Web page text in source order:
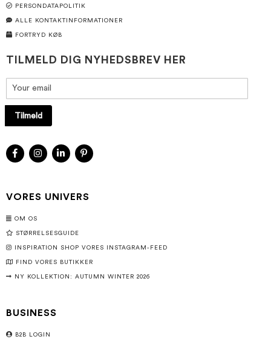
PERSONDATAPOLITIK
ALLE KONTAKTINFORMATIONER
FORTRYD KØB
TILMELD DIG NYHEDSBREV HER
Tilmeld
VORES UNIVERS
OM OS
STØRRELSESGUIDE
INSPIRATION SHOP VORES INSTAGRAM-FEED
FIND VORES BUTIKKER
NY KOLLEKTION: AUTUMN WINTER 2026
BUSINESS
B2B LOGIN